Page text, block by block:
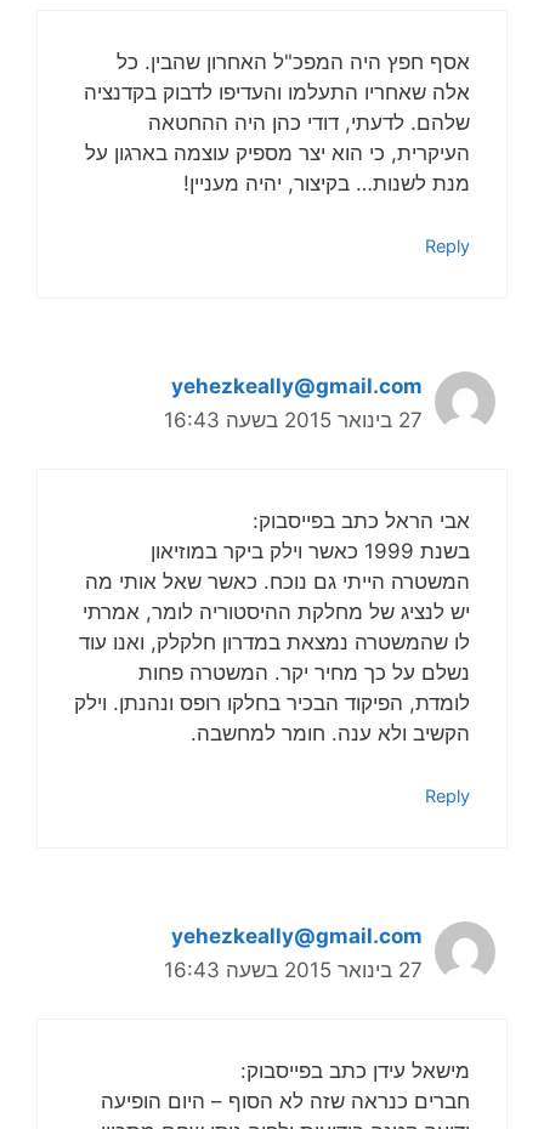
אסף חפץ היה המפכ"ל האחרון שהבין. כל
אלה שאחריו התעלמו והעדיפו לדבוק בקדנציה
שלהם. לדעתי, דודי כהן היה ההחטאה
העיקרית, כי הוא יצר מספיק עוצמה בארגון על
מנת לשנות… בקיצור, יהיה מעניין!
Reply
yehezkeally@gmail.com
27 בינואר 2015 בשעה 16:43
אבי הראל כתב בפייסבוק:
בשנת 1999 כאשר וילק ביקר במוזיאון
המשטרה הייתי גם נוכח. כאשר שאל אותי מה
יש לנציג של מחלקת ההיסטוריה לומר, אמרתי
לו שהמשטרה נמצאת במדרון חלקלק, ואנו עוד
נשלם על כך מחיר יקר. המשטרה פחות
לומדת, הפיקוד הבכיר בחלקו רופס ונהנתן. וילק
הקשיב ולא ענה. חומר למחשבה.
Reply
yehezkeally@gmail.com
27 בינואר 2015 בשעה 16:43
מישאל עידן כתב בפייסבוק:
חברים כנראה שזה לא הסוף – היום הופיעה